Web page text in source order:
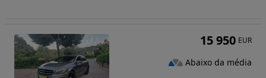
15 950 EUR
Abaixo da média